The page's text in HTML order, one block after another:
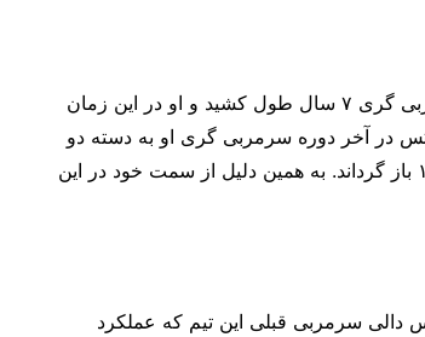
ماینتس اولین تیم کلوپ بود که او مربی آن شد. این مربی گری ۷ سال طول کشید و او در این زمان
در آخر دوره سرمربی گری او به دسته دو
سقوط کرد و کلوپ نیز نتوانست آن را به بوندس لیگا ۱ باز گرداند. به همین دلیل از سمت خود در این
دالی سرمربی قبلی این تیم که عملکرد